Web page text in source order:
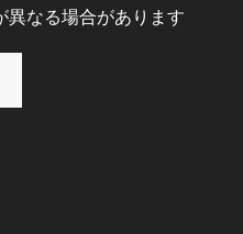
なる場合があります